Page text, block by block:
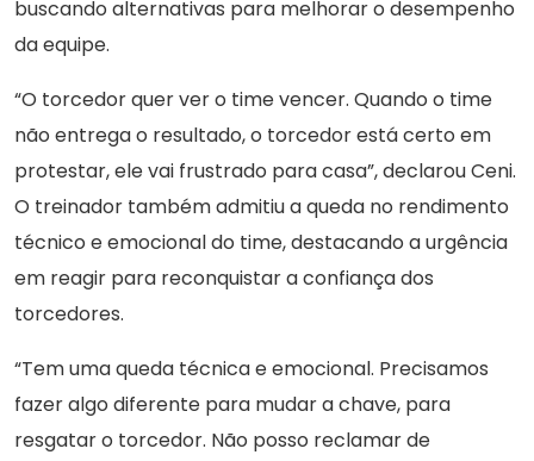
buscando alternativas para melhorar o desempenho
da equipe.
“O torcedor quer ver o time vencer. Quando o time
não entrega o resultado, o torcedor está certo em
protestar, ele vai frustrado para casa”, declarou Ceni.
O treinador também admitiu a queda no rendimento
técnico e emocional do time, destacando a urgência
em reagir para reconquistar a confiança dos
torcedores.
“Tem uma queda técnica e emocional. Precisamos
fazer algo diferente para mudar a chave, para
resgatar o torcedor. Não posso reclamar de